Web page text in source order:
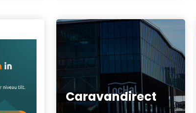
Caravandirect